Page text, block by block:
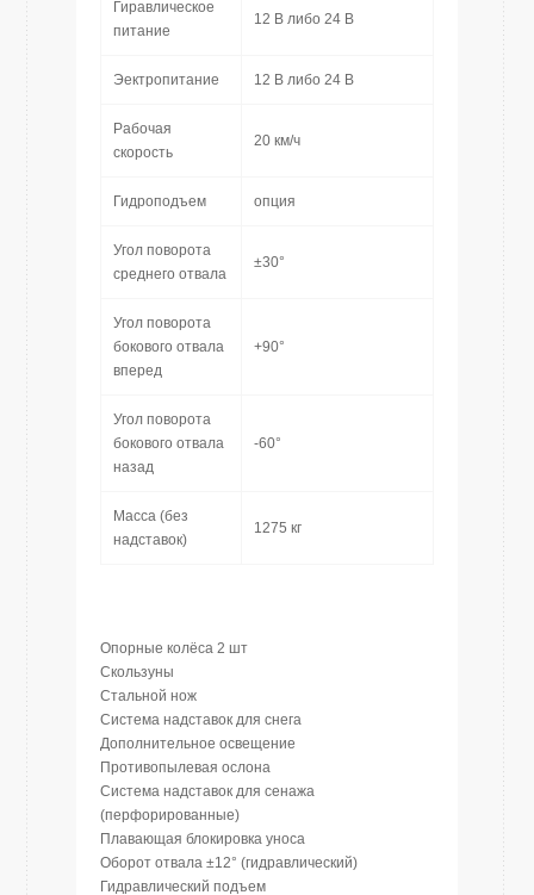
Гиравлическое
питание
12 В либо 24 В
Эектропитание 12 В либо 24 В
Рабочая
скорость
20 км/ч
Гидроподъем опция
Угол поворота
среднего отвала
±30°
Угол поворота
бокового отвала
вперед
+90°
Угол поворота
бокового отвала
назад
-60°
Масса (без
надставок)
1275 кг
Опорные колёса 2 шт
Скользуны
Стальной нож
Система надставок для снега
Дополнительное освещение
Противопылевая ослона
Система надставок для сенажа
(перфорированные)
Плавающая блокировка уноса
Оборот отвала ±12° (гидравлический)
Гидравлический подъем